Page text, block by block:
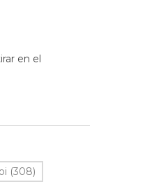
en el
(308)